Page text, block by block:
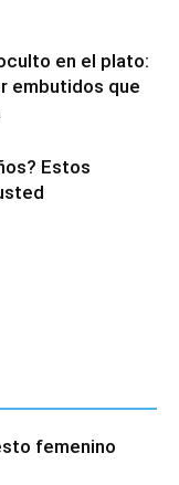
en el plato:
embutidos que
Estos
femenino